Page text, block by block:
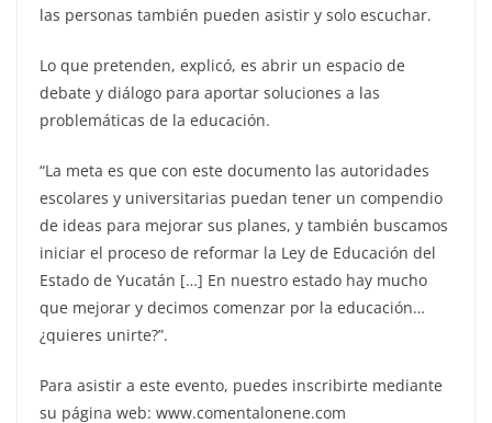
las personas también pueden asistir y solo escuchar.
Lo que pretenden, explicó, es abrir un espacio de
debate y diálogo para aportar soluciones a las
problemáticas de la educación.
“La meta es que con este documento las autoridades
escolares y universitarias puedan tener un compendio
de ideas para mejorar sus planes, y también buscamos
iniciar el proceso de reformar la Ley de Educación del
Estado de Yucatán […] En nuestro estado hay mucho
que mejorar y decimos comenzar por la educación…
¿quieres unirte?”.
Para asistir a este evento, puedes inscribirte mediante
su página web: www.comentalonene.com